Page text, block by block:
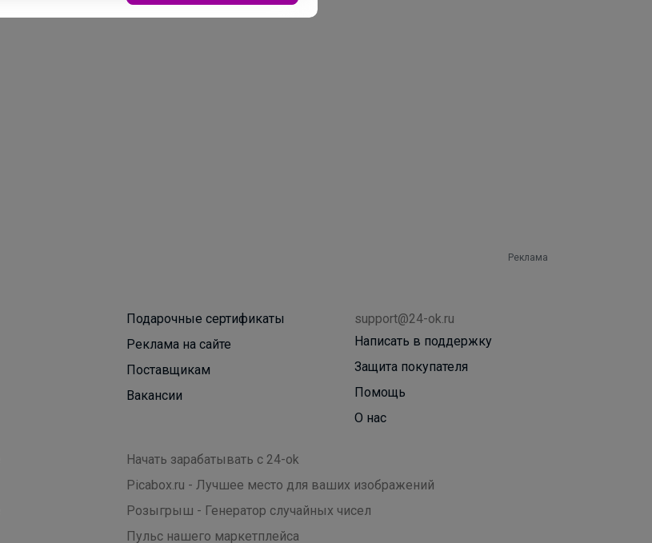
Реклама
Подарочные сертификаты
Реклама на сайте
Поставщикам
Вакансии
support@24-ok.ru
Написать в поддержку
Защита покупателя
Помощь
О нас
Начать зарабатывать с 24-ok
Picabox.ru - Лучшее место для ваших изображений
Розыгрыш - Генератор случайных чисел
Пульс нашего маркетплейса